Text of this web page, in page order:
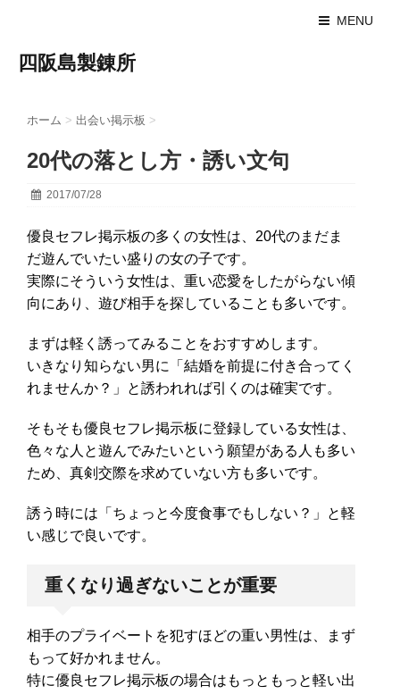
MENU
四阪島製錬所
ホーム > 出会い掲示板 >
20代の落とし方・誘い文句
2017/07/28
優良セフレ掲示板の多くの女性は、20代のまだま
だ遊んでいたい盛りの女の子です。
実際にそういう女性は、重い恋愛をしたがらない傾
向にあり、遊び相手を探していることも多いです。
まずは軽く誘ってみることをおすすめします。
いきなり知らない男に「結婚を前提に付き合ってく
れませんか？」と誘われれば引くのは確実です。
そもそも優良セフレ掲示板に登録している女性は、
色々な人と遊んでみたいという願望がある人も多い
ため、真剣交際を求めていない方も多いです。
誘う時には「ちょっと今度食事でもしない？」と軽
い感じで良いです。
重くなり過ぎないことが重要
相手のプライベートを犯すほどの重い男性は、まず
もって好かれません。
特に優良セフレ掲示板の場合はもっともっと軽い出